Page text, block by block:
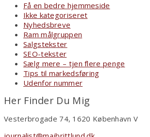
Få en bedre hjemmeside
Ikke kategoriseret
Nyhedsbreve
Ram målgruppen
Salgstekster
SEO-tekster
Sælg mere – tjen flere penge
Tips til markedsføring
Udenfor nummer
Her Finder Du Mig
Vesterbrogade 74, 1620 København V